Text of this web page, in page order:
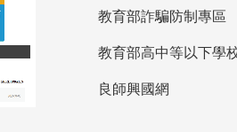
教育部詐騙防制專區
良師興國網